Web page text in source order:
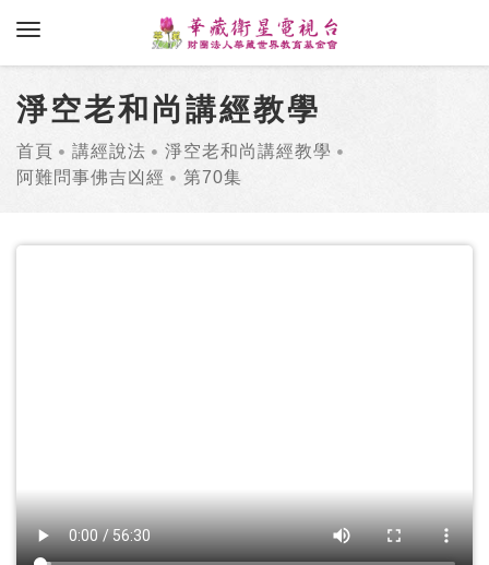
toggle navigation
淨空老和尚講經教學
首頁 講經說法
淨空老和尚講經教學
阿難問事佛吉凶經
第70集